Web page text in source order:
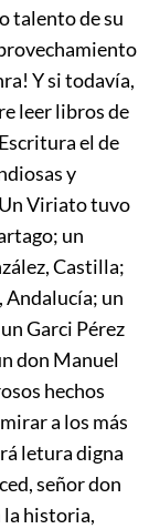
talento de su
Y si todavía,
leer libros de
el de
y
Viriato tuvo
un
Castilla;
Andalucía; un
Garci Pérez
don Manuel
hechos
a los más
letura digna
señor don
la historia,